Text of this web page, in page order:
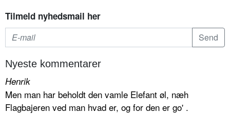
Tilmeld nyhedsmail her
Nyeste kommentarer
Henrik
Men man har beholdt den vamle Elefant øl, næh
Flagbajeren ved man hvad er, og for den er go' .